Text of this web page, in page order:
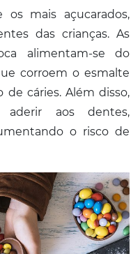
os mais açucarados,
das crianças. As
alimentam-se do
corroem o esmalte
de cáries. Além disso,
aderir aos dentes,
o risco de